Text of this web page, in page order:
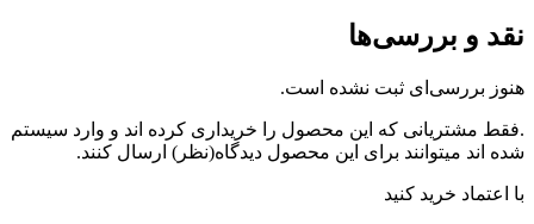
نقد و بررسی‌ها
هنوز بررسی‌ای ثبت نشده است.
.فقط مشتریانی که این محصول را خریداری کرده اند و وارد سیستم
شده اند میتوانند برای این محصول دیدگاه(نظر) ارسال کنند.
با اعتماد خرید کنید